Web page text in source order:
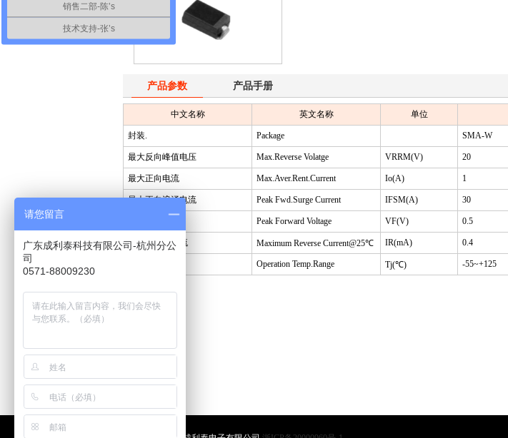
产品参数 产品手册
中文名称 英文名称 单位
封装. Package SMA-W
最大反向峰值电压 Max.Reverse Volatge VRRM(V) 20
最大正向电流 Max.Aver.Rent.Current Io(A) 1
最大正向浪涌电流 Peak Fwd.Surge Current IFSM(A) 30
Peak Forward Voltage VF(V) 0.5
最大反向漏电流 Maximum Reverse Current@25℃ IR(mA) 0.4
Operation Temp.Range Tj(℃) -55~+125
销售二部-陈’s
技术支持-张’s
请您留言
广东成利泰科技有限公司-杭州分公
司
0571-88009230